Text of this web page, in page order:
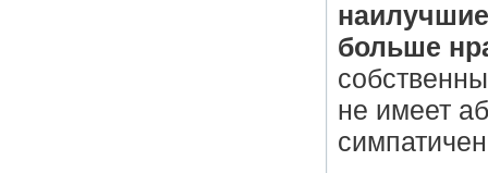
больше
не имеет